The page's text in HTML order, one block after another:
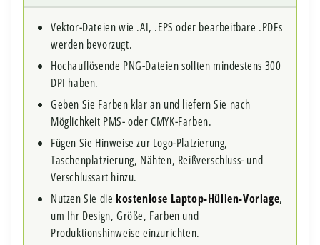
Vektor-Dateien wie .AI, .EPS oder bearbeitbare .PDFs
werden bevorzugt.
Hochauflösende PNG-Dateien sollten mindestens 300
DPI haben.
Geben Sie Farben klar an und liefern Sie nach
Möglichkeit PMS- oder CMYK-Farben.
Fügen Sie Hinweise zur Logo-Platzierung,
Taschenplatzierung, Nähten, Reißverschluss- und
Verschlussart hinzu.
Nutzen Sie die kostenlose Laptop-Hüllen-Vorlage,
um Ihr Design, Größe, Farben und
Produktionshinweise einzurichten.